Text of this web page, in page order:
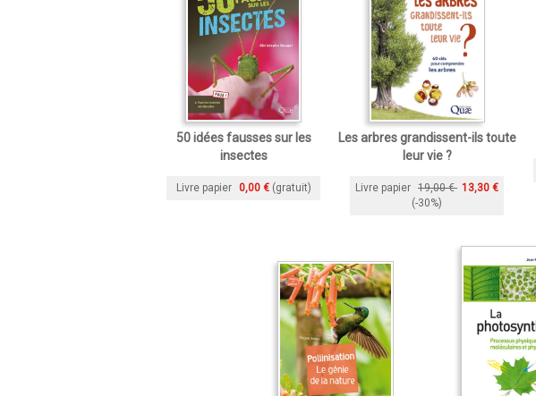
50 idées fausses sur les
insectes
Livre papier 0,00 € (gratuit)
Les arbres grandissent-ils toute
leur vie ?
Livre papier 19,00 € 13,30 €
(-30%)